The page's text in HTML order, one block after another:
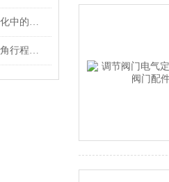
气动调节阀执行器：工业自动化中的关键驱动装置
气动技术在工业中的重要性：角行程插板阀的应用解析